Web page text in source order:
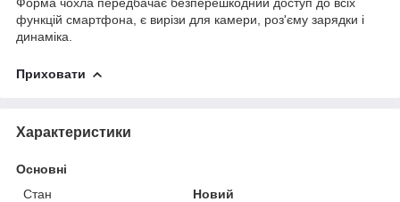
функцій смартфона, є вирізи для камери, роз'єму зарядки і
динаміка.
Приховати
Характеристики
Основні
Стан
Новий